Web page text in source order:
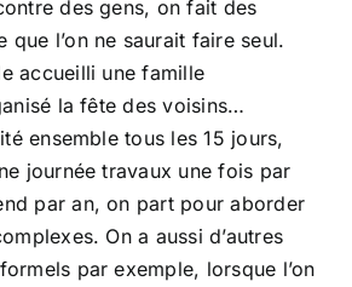
des gens, on fait des
que l’on ne saurait faire seul.
accueilli une famille
la fête des voisins…
ensemble tous les 15 jours,
journée travaux une fois par
par an, on part pour aborder
On a aussi d’autres
par exemple, lorsque l’on